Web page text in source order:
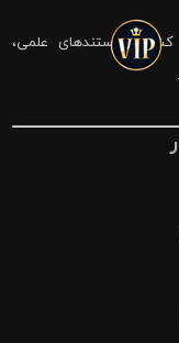
کشتی، مستندهای علمی،